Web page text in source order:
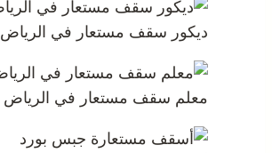
ديكور سقف مستعار في الرياض
معلم سقف مستعار في الرياض